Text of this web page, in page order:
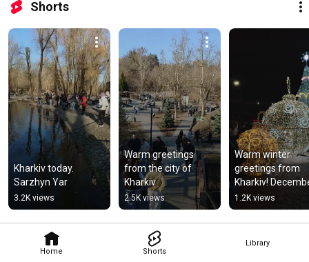
Home Shorts
Library
Shorts
Kharkiv today.
Sarzhyn Yar
3.2K views
Warm greetings
from the city of
Kharkiv
2.5K views
Warm winter
greetings from
Kharkiv!
2025 #kharkiv
1.2K views